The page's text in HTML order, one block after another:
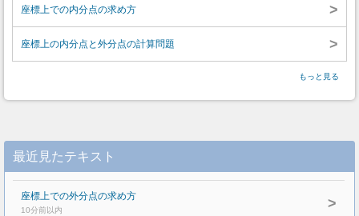
座標上での内分点の求め方 >
座標上の内分点と外分点の計算問題 >
もっと見る
最近見たテキスト
座標上での外分点の求め方
10分前以内 >